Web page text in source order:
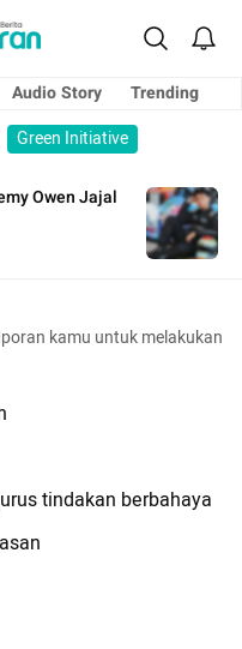
Audio Story
Trending
Green Initiative
Owen Jajal
kamu untuk melakukan
tindakan berbahaya